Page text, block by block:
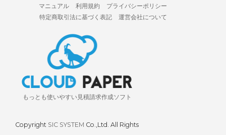
マニュアル
利用規約
プライバシーポリシー
特定商取引法に基づく表記
運営会社について
もっとも使いやすい見積請求作成ソフト
Copyright SIC SYSTEM Co.,Ltd. All Rights